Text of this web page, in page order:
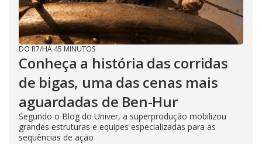
DO R7/HÁ 45 MINUTOS
Conheça a história das corridas
de bigas, uma das cenas mais
aguardadas de Ben-Hur
Segundo o Blog do Univer, a superprodução mobilizou
grandes estruturas e equipes especializadas para as
sequências de ação